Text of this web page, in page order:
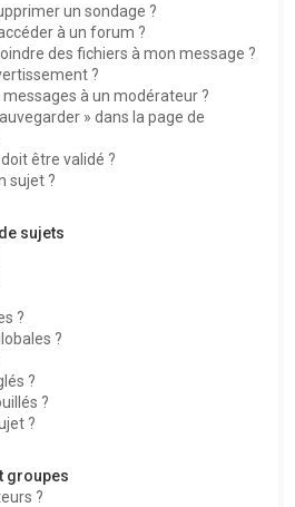
un sondage ?
à un forum ?
des fichiers à mon message ?
?
à un modérateur ?
» dans la page de
être validé ?
sujet ?
sujets
?
?
?
?
?
groupes
?